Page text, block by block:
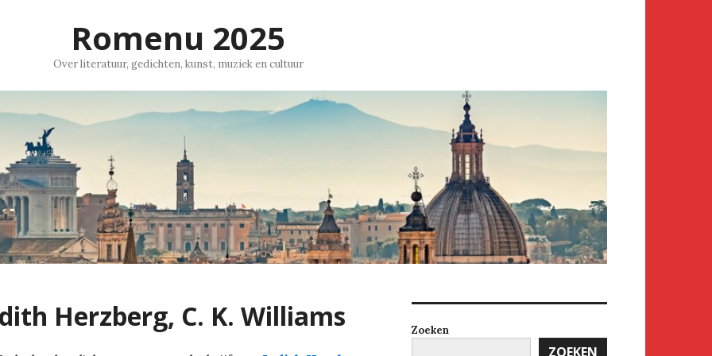
Romenu 2025
Over literatuur, gedichten, kunst, muziek en cultuur
Herzberg, C. K. Williams Zoeken
ZOEKEN